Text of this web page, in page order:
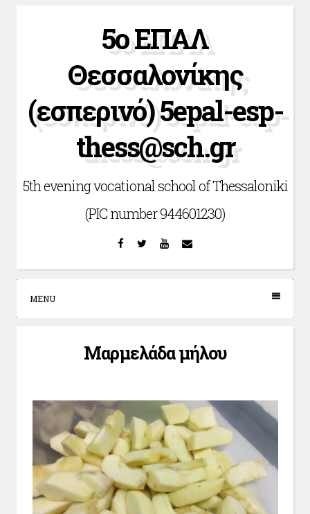
5ο ΕΠΑΛ
Θεσσαλονίκης
(εσπερινό) 5epal-esp-
thess@sch.gr
5th evening vocational school of Thessaloniki
(PIC number 944601230)
Facebook
Twitter YouTube
MENU
Μαρμελάδα μήλου